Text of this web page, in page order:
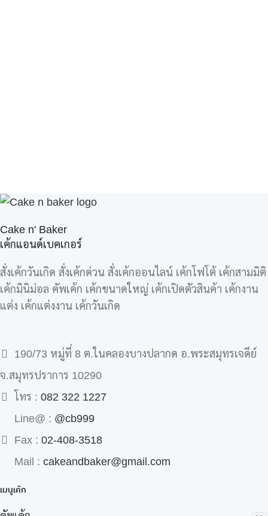
Cake n' Baker
เค้กแอนด์เบคเกอร์
สั่งเค้กวันเกิด สั่งเค้กด่วน สั่งเค้กออนไลน์ เค้กโฟโต้ เค้กสามมิติ
เค้กมินิม่อล คัพเค้ก เค้กขนาดใหญ่ เค้กเปิดตัวสินค้า เค้กงาน
แต่ง เค้กแต่งงาน เค้กวันเกิด
190/73 หมู่ที่ 8 ต.ในคลองบางปลากด อ.พระสมุทรเจดีย์
จ.สมุทรปราการ 10290
โทร : 082 322 1227
Line@ : @cb999
Fax : 02-408-3518
Mail : cakeandbaker@gmail.com
เมนูเค้ก